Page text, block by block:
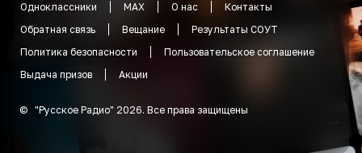
Одноклассники
MAX О нас
Контакты
Обратная связь
Вещание
Результаты СОУТ
Политика безопасности
Пользовательское соглашение
Выдача призов
Акции
© "Русское Радио" 2026. Все права защищены